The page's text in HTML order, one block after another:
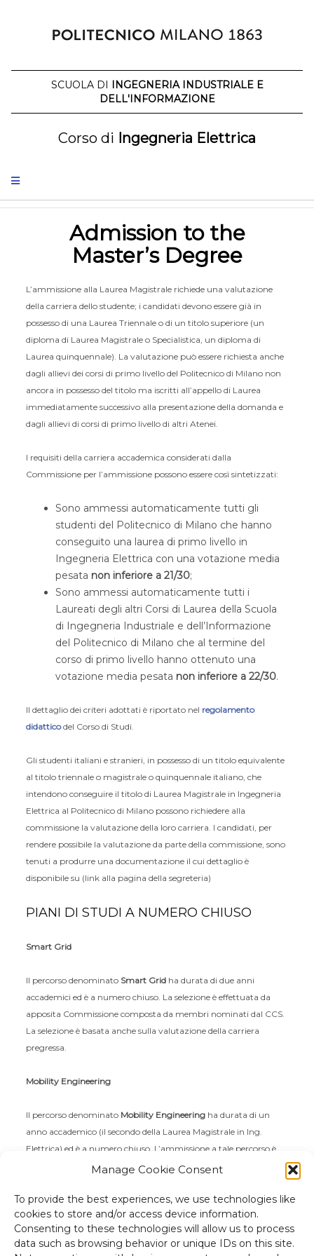
Manage Cookie Consent
To provide the best experiences, we use technologies like
cookies to store and/or access device information.
Consenting to these technologies will allow us to process
data such as browsing behavior or unique IDs on this site.
SCUOLA DI INGEGNERIA INDUSTRIALE E
DELL'INFORMAZIONE
Corso di Ingegneria Elettrica
Admission to the
Master’s Degree
L’ammissione alla Laurea Magistrale richiede una valutazione
della carriera dello studente; i candidati devono essere già in
possesso di una Laurea Triennale o di un titolo superiore (un
diploma di Laurea Magistrale o Specialistica, un diploma di
Laurea quinquennale). La valutazione può essere richiesta anche
dagli allievi dei corsi di primo livello del Politecnico di Milano non
ancora in possesso del titolo ma iscritti all’appello di Laurea
immediatamente successivo alla presentazione della domanda e
dagli allievi di corsi di primo livello di altri Atenei.
I requisiti della carriera accademica considerati dalla
Commissione per l’ammissione possono essere così sintetizzati:
Sono ammessi automaticamente tutti gli
studenti del Politecnico di Milano che hanno
conseguito una laurea di primo livello in
Ingegneria Elettrica con una votazione media
pesata non inferiore a 21/30;
Sono ammessi automaticamente tutti i
Laureati degli altri Corsi di Laurea della Scuola
di Ingegneria Industriale e dell’Informazione
del Politecnico di Milano che al termine del
corso di primo livello hanno ottenuto una
votazione media pesata non inferiore a 22/30.
Il dettaglio dei criteri adottati è riportato nel regolamento
didatticodel Corso di Studi.
Gli studenti italiani e stranieri, in possesso di un titolo equivalente
al titolo triennale o magistrale o quinquennale italiano, che
intendono conseguire il titolo di Laurea Magistrale in Ingegneria
Elettrica al Politecnico di Milano possono richiedere alla
commissione la valutazione della loro carriera. I candidati, per
rendere possibile la valutazione da parte della commissione, sono
tenuti a produrre una documentazione il cui dettaglio è
disponibile su (link alla pagina della segreteria)
PIANI DI STUDI A NUMERO CHIUSO
Smart Grid
Il percorso denominato Smart Grid ha durata di due anni
accademici ed è a numero chiuso. La selezione è effettuata da
apposita Commissione composta da membri nominati dal CCS.
La selezione è basata anche sulla valutazione della carriera
pregressa.
Mobility Engineering
Il percorso denominato Mobility Engineering ha durata di un
anno accademico (il secondo della Laurea Magistrale in Ing.
Elettrica) ed è a numero chiuso. L’ammissione a tale percorso è
subordinata a una graduatoria basata sulla media e sul numero